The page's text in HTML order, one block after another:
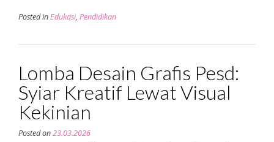
Posted inEdukasi, Pendidikan
Lomba Desain Grafis Pesd:
Syiar Kreatif Lewat Visual
Kekinian
Posted on23.03.2026